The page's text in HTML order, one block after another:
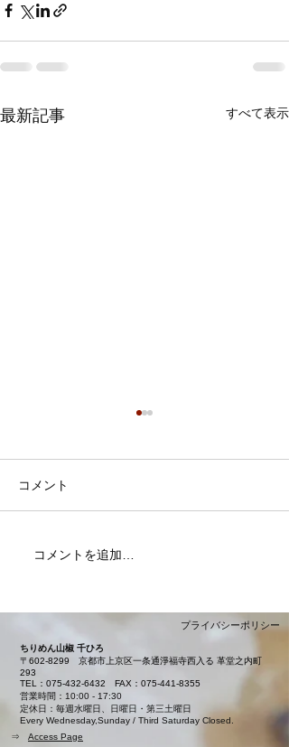
最新記事 すべて表示
コメント
コメントを追加…
プライバシーポリシー
ちりめん山椒 千ひろ
〒602-8299 京都市上京区一条通淨福寺西入る 革堂之内町
293
TEL：075-432-6432 FAX：075-441-8355
営業時間：10:00 - 17:30
定休日：毎週水曜日、日曜日・第三土曜日
Every Wednesday,Sunday / Third Saturday Closed.
⇒ Access Page